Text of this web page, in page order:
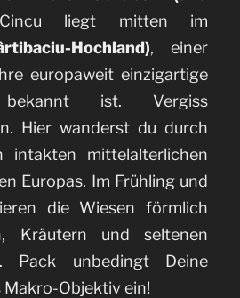
liegt mitten im
Hochland), einer
europaweit einzigartige
ist. Vergiss
Hier wanderst du durch
intakten mittelalterlichen
Europas. Im Frühling und
die Wiesen förmlich
Kräutern und seltenen
Pack unbedingt Deine
Makro-Objektiv ein!